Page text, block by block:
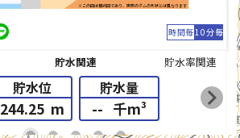
list_alt
※この図は模式図であり、実際のダムの形状とは異なります
時間毎10分毎
貯水関連 貯水率関連
貯水位
244.25 m
貯水量
-- 千m³ chevron_right